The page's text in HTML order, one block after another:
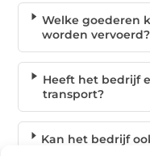
Welke goederen
worden vervoerd?
Heeft het bedrijf
transport?
Kan het bedrijf